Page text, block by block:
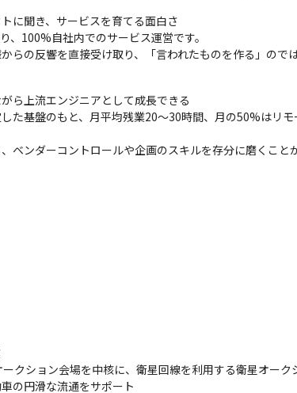
に聞き、サービスを育てる面白さ
100%自社内でのサービス運営です。
らの反響を直接受け取り、「言われたものを作る」の
ら上流エンジニアとして成長できる
た基盤のもと、月平均残業20〜30時間、月の50%はリ
ベンダーコントロールや企画のスキルを存分に磨くこと
クション会場を中核に、衛星回線を利用する衛星オー
の円滑な流通をサポート